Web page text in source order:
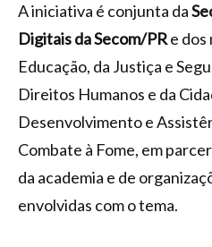
A iniciativa é conjunta da
Digitais da Secom/PRe dos
Educação, da Justiça e
Direitos Humanos e da
Desenvolvimento e
Combate à Fome, em
da academia e de
envolvidas com o tema.